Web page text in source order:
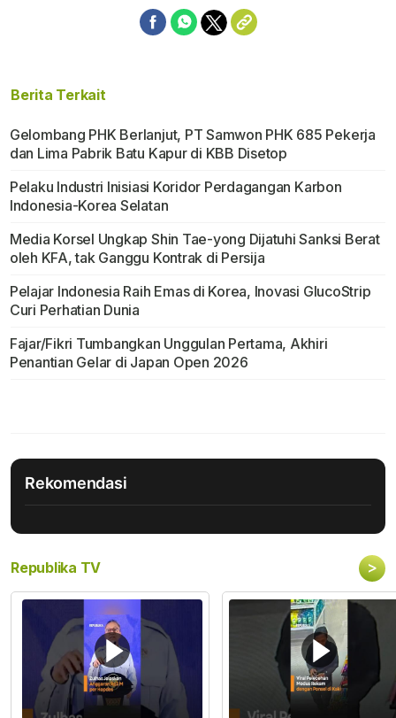
Berita Terkait
Gelombang PHK Berlanjut, PT Samwon PHK 685 Pekerja
dan Lima Pabrik Batu Kapur di KBB Disetop
Pelaku Industri Inisiasi Koridor Perdagangan Karbon
Indonesia-Korea Selatan
Media Korsel Ungkap Shin Tae-yong Dijatuhi Sanksi Berat
oleh KFA, tak Ganggu Kontrak di Persija
Pelajar Indonesia Raih Emas di Korea, Inovasi GlucoStrip
Curi Perhatian Dunia
Fajar/Fikri Tumbangkan Unggulan Pertama, Akhiri
Penantian Gelar di Japan Open 2026
Rekomendasi
Republika TV >